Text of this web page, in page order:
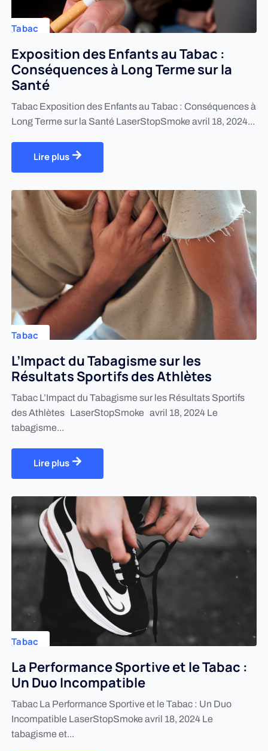
Tabac
Exposition des Enfants au Tabac :
Conséquences à Long Terme sur la
Santé
Tabac Exposition des Enfants au Tabac : Conséquences à
Long Terme sur la Santé LaserStopSmoke avril 18, 2024...
Lire plus
Tabac
L’Impact du Tabagisme sur les
Résultats Sportifs des Athlètes
Tabac L’Impact du Tabagisme sur les Résultats Sportifs
des Athlètes LaserStopSmoke avril 18, 2024 Le
tabagisme...
Lire plus
Tabac
La Performance Sportive et le Tabac :
Un Duo Incompatible
Tabac La Performance Sportive et le Tabac : Un Duo
Incompatible LaserStopSmoke avril 18, 2024 Le
tabagisme et...